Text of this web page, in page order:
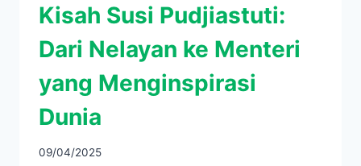
Kisah Susi Pudjiastuti:
Dari Nelayan ke Menteri
yang Menginspirasi
Dunia
09/04/2025